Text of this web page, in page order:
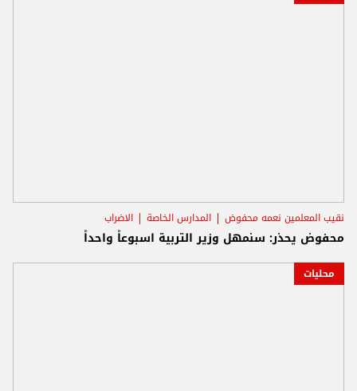
نقيب المعلمين نعمه محفوض المدارس الخاصة الاضراب
محفوض يحذر: سنمهل وزير التربية اسبوعاً واحداً
محليات